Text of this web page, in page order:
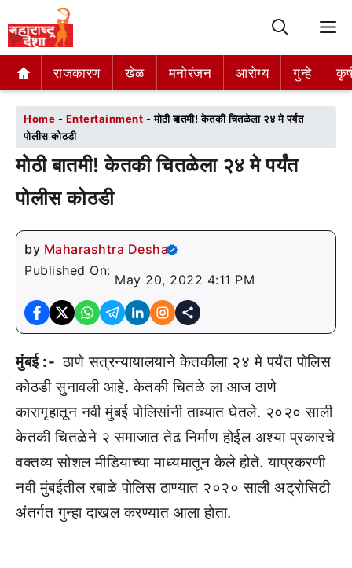
राजकारण खेळ मनोरंजन आरोग्य गुन्हे
राजकारण खेळ मनोरंजन आरोग्य गुन्हे
Home - Entertainment -मोठी बातमी! केतकी चितळेला २४ मे पर्यंत
पोलीस कोठडी
मोठी बातमी! केतकी चितळेला २४ मे पर्यंत
पोलीस कोठडी
by Maharashtra Desha
Published On:
May 20, 2022 4:11 PM
मुंबई :- ठाणे सत्रन्यायालयाने केतकीला २४ मे पर्यंत पोलिस
कोठडी सुनावली आहे. केतकी चितळे ला आज ठाणे
कारागृहातून नवी मुंबई पोलिसांनी ताब्यात घेतले. २०२० साली
केतकी चितळेने २ समाजात तेढ निर्माण होईल अश्या प्रकारचे
वक्तव्य सोशल मीडियाच्या माध्यमातून केले होते. याप्रकरणी
नवी मुंबईतील रबाळे पोलिस ठाण्यात २०२० साली अट्रोसिटी
अंतर्गत गुन्हा दाखल करण्यात आला होता.